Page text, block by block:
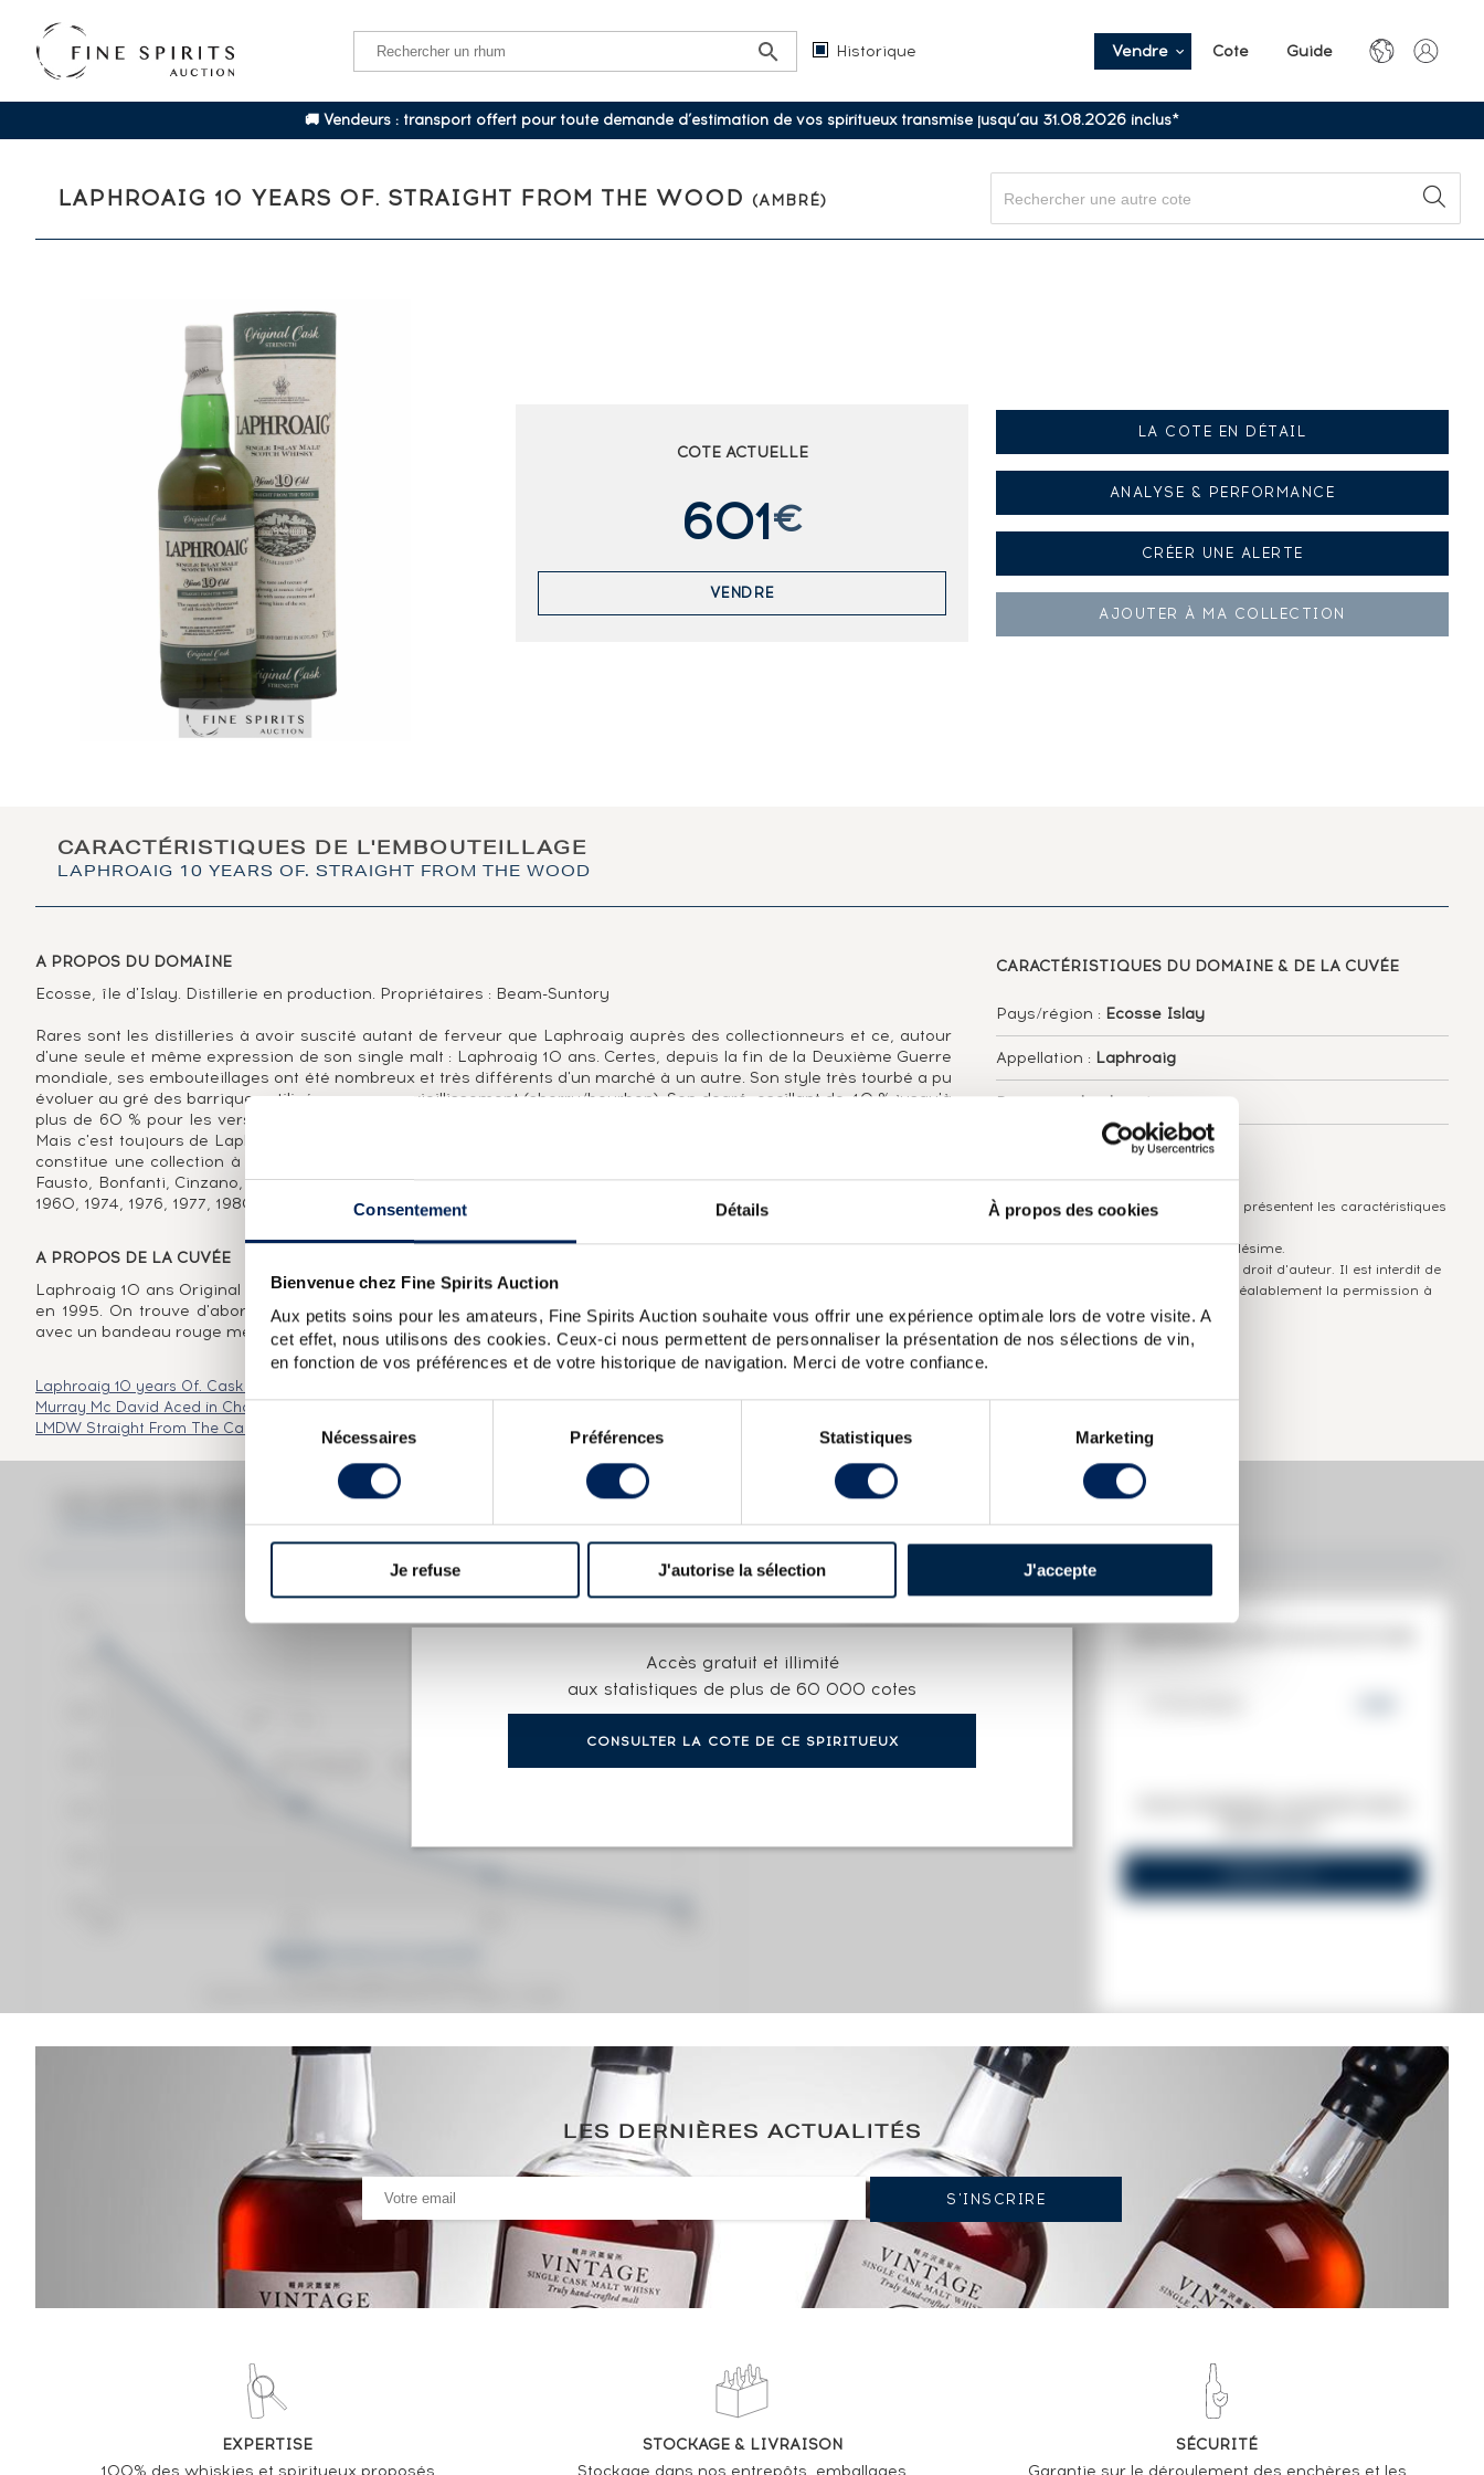
Consentement Détails À propos des cookies
Bienvenue chez Fine Spirits Auction
Aux petits soins pour les amateurs, Fine Spirits Auction souhaite vous offrir une expérience optimale lors de votre visite. A
cet effet, nous utilisons des cookies. Ceux-ci nous permettent de personnaliser la présentation de nos sélections de vin,
en fonction de vos préférences et de votre historique de navigation. Merci de votre confiance.
Sélection
du
consentement
Nécessaires Préférences Statistiques Marketing
Je refuse J'autorise la sélection J'accepte
Historique Vendre Cote Guide
🚚 Vendeurs : transport offert pour toute demande d’estimation de vos spiritueux transmise jusqu’au 31.08.2026 inclus*
LAPHROAIG 10 YEARS OF. STRAIGHT FROM THE WOOD (AMBRÉ)
COTE ACTUELLE
601€
VENDRE
LA COTE EN DÉTAIL
ANALYSE & PERFORMANCE
CRÉER UNE ALERTE
AJOUTER À MA COLLECTION
CARACTÉRISTIQUES DE L'EMBOUTEILLAGE
LAPHROAIG 10 YEARS OF. STRAIGHT FROM THE WOOD
A PROPOS DU DOMAINE
Ecosse, île d'Islay. Distillerie en production. Propriétaires : Beam-Suntory
Rares sont les distilleries à avoir suscité autant de ferveur que Laphroaig auprès des collectionneurs et ce, autour
d'une seule et même expression de son single malt : Laphroaig 10 ans. Certes, depuis la fin de la Deuxième Guerre
mondiale, ses embouteillages ont été nombreux et très différents d'un marché à un autre. Son style très tourbé a pu
évoluer au gré des barriques utilisées pour son vieillissement (sherry/bourbon). Son degré, oscillant de 40 % jusqu'à
plus de 60 % pour les versions cask strength, favorise une caractéristique de son profil au détriment d'une autre.
Mais c'est toujours de Laphroaig 10 ans dont il s'agit, et cela depuis soixante-dix ans. A elle seule, cette expression
constitue une collection à part entière, tant les importateurs et les différentes étiquettes furent nombreux : Filippi
Fausto, Bonfanti, Cinzano, R.H.Elsbach & Co, Carlton Import, etc. Mais Laphroaig, c'est aussi de superbe millésimes,
1960, 1974, 1976, 1977, 1980, 1981 et des versions âgées de 15 à 40 ans, bref, un univers à part entière.
A PROPOS DE LA CUVÉE
Laphroaig 10 ans Original Cask Strength. Les premières versions des 10 ans brut de fût de Laphroaig apparaissent
en 1995. On trouve d'abord les bouteille avec un bandeau vert mentionnant « Straight from the wood » puis celle
avec un bandeau rouge mentionnant « Original cask strength » et enfin, à partir de 2009, les batch numérotés.
Laphroaig 10 years Of. Cask Strength 57.3
Murray Mc David Aced in Chateau Margaux Casks
LMDW Straight From The Cask
CARACTÉRISTIQUES DU DOMAINE & DE LA CUVÉE
Pays/région : Ecosse Islay
Appellation : Laphroaig
Domaine : Laphroaig
Ambré
Les informations publiées ci-dessus présentent les caractéristiques
Elles ne sont pas spécifiques au millésime.
Attention, ce texte est protégé par un droit d'auteur. Il est interdit de
le copier sans en avoir demandé préalablement la permission à
l'auteur.
Accès gratuit et illimité
aux statistiques de plus de 60 000 cotes
CONSULTER LA COTE DE CE SPIRITUEUX
LA COTE EN DÉTAIL DU SPIRITUEUX
LAPHROAIG 10 YEARS OF. STRAIGHT FROM THE WOOD
601
Analyse & Performance du spiritueux
Laphroaig 10 years Of. Straight From the Wood
VARIATION DE LA COTE TENDANCE ACTUELLE DE LA COTE
TENDANCE À LA BAISSE
EN 2026 PAR RAPPORT À 2025
LES DERNIÈRES ACTUALITÉS
EXPERTISE
100% des whiskies et spiritueux proposés
STOCKAGE & LIVRAISON
Stockage dans nos entrepôts, emballages
SÉCURITÉ
Garantie sur le déroulement des enchères et les